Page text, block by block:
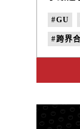
#GU
#跨界